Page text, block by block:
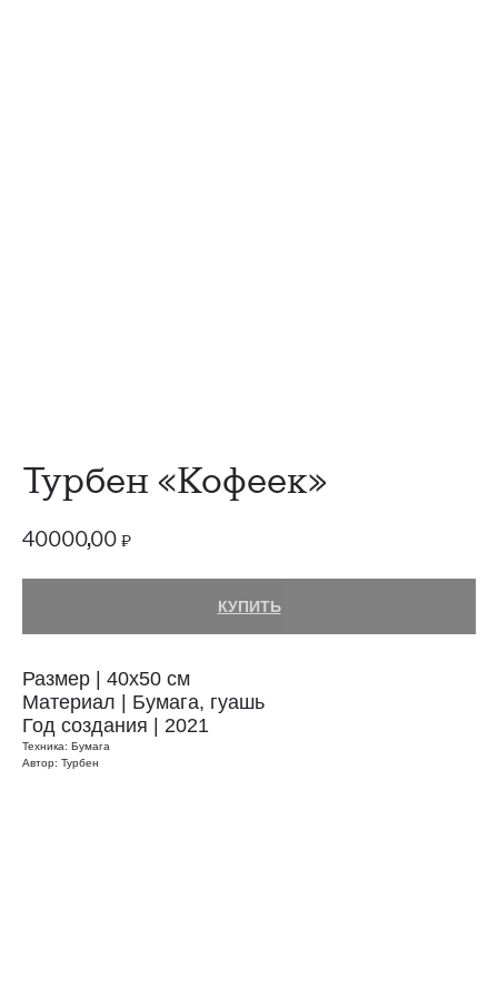
Турбен «Кофеек»
40000,00 ₽
КУПИТЬ
Размер | 40x50 см
Материал | Бумага, гуашь
Год создания | 2021
Техника: Бумага
Автор: Турбен